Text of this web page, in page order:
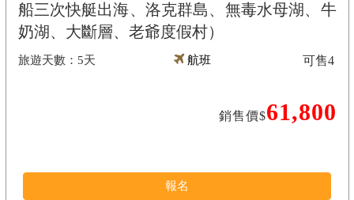
船三次快艇出海、洛克群島、無毒水母湖、牛
奶湖、大斷層、老爺度假村）
5天 航班
銷售價$61,800
可售4
報名